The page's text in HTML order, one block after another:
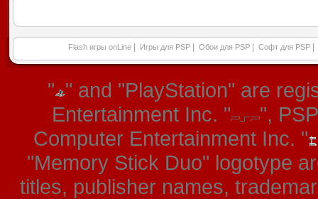
Flash игры onLine Игры для PSP Обои для PSP Софт для PSP
" " and "PlayStation" are
Entertainment Inc. "
",
Computer Entertainment Inc. "
"Memory Stick Duo" logotype
titles, publisher names,